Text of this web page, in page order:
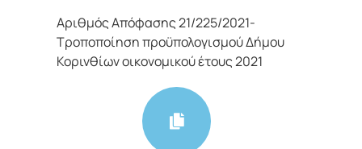
Αριθμός Απόφασης 21/225/2021-
Τροποποίηση προϋπολογισμού Δήμου
Κορινθίων οικονομικού έτους 2021